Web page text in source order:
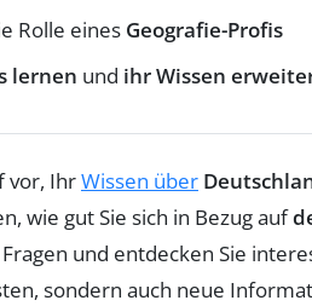
Rolle eines Geografie-Profis
lernen und ihr Wissen
vor, IhrWissen über
wie gut Sie sich in Bezug auf
und entdecken Sie
sondern auch neue